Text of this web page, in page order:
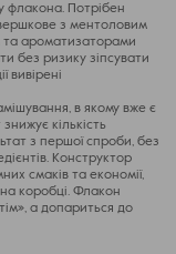
флакона. Потрібен
з ментоловим
ароматизаторами
без ризику зіпсувати
вивірені
в якому вже є
кількість
з першої спроби, без
Конструктор
смаків та економії,
на коробці. Флакон
а допариться до